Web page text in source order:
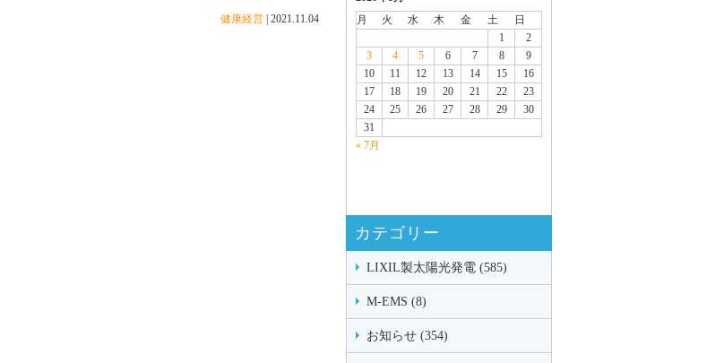
健康経営 2021.11.04
月
火 水 木 金 土
日
1
2
3
4 5 6 7 8
9
10
11 12 13 14 15
16
17
18 19 20 21 22
23
24
25 26 27 28 29
30
31
« 7月
カテゴリー
LIXIL製太陽光発電 (585)
M-EMS (8)
お知らせ (354)